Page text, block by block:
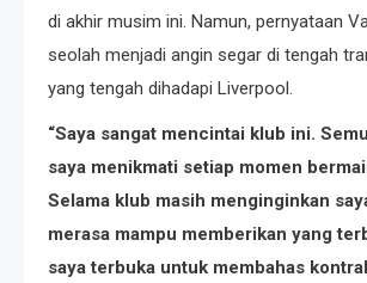
di akhir musim ini. Namun, pernyataan
seolah menjadi angin segar di tengah
yang tengah dihadapi Liverpool.
“Saya sangat mencintai klub ini.
saya menikmati setiap momen
Selama klub masih menginginkan
merasa mampu memberikan yang
saya terbuka untuk membahas